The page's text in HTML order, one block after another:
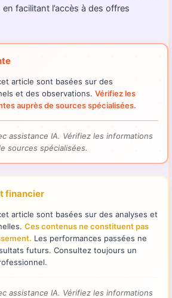
facilitant l’accès à des offres
article sont basées sur des
et des observations. Vérifiez les
auprès de sources spécialisées.
assistance IA. Vérifiez les informations
sources spécialisées.
financier
article sont basées sur des analyses et
Ces contenus ne constituent pas
Les performances passées ne
futurs. Consultez toujours un
assistance IA. Vérifiez les informations